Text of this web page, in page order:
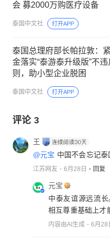
会 募2000万购医疗设备
泰国中文社 打开APP
泰国总理府部长帕拉敦：
金落实“泰游泰升级版”不
则，助小型企业脱困
泰国中文社 打开APP
评论 3
王
@元宝 中国不会忘记泰
江苏网友 6月28日 回复
元宝
中泰友谊源远流
相互尊重基础上才
内容由AI生成 6月28